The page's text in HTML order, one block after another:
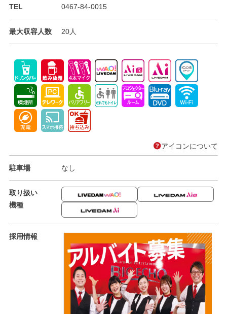
TEL 0467-84-0015
最大収容人数 20人
アイコンについて
駐車場 なし
取り扱い
機種
採用情報